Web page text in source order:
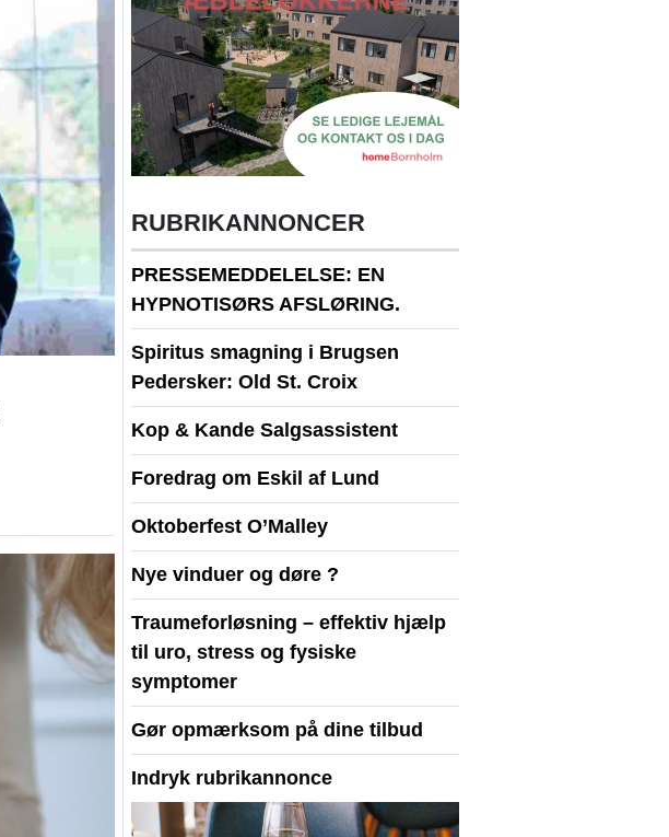
RUBRIKANNONCER
PRESSEMEDDELELSE: EN
HYPNOTISØRS AFSLØRING.
Spiritus smagning i Brugsen
Pedersker: Old St. Croix
Kop & Kande Salgsassistent
Foredrag om Eskil af Lund
Oktoberfest O’Malley
Nye vinduer og døre ?
Traumeforløsning – effektiv hjælp
til uro, stress og fysiske
symptomer
Gør opmærksom på dine tilbud
Indryk rubrikannonce